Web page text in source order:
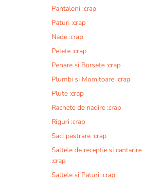
Pantaloni :crap
Paturi :crap
Nade :crap
Pelete :crap
Penare si Borsete :crap
Plumbi si Momitoare :crap
Plute :crap
Rachete de nadire :crap
Riguri :crap
Saci pastrare :crap
Saltele de receptie si cantarire
:crap
Saltele si Paturi :crap